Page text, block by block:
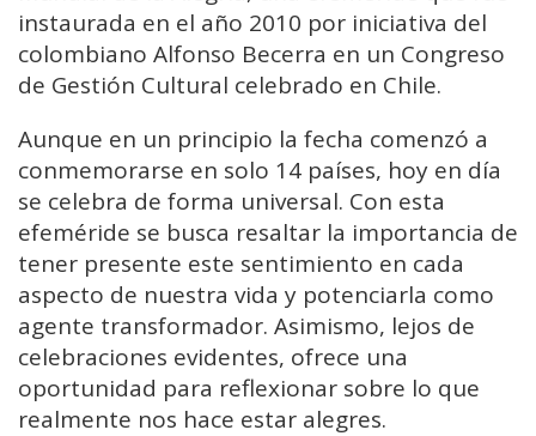
instaurada en el año 2010 por iniciativa del
colombiano Alfonso Becerra en un Congreso
de Gestión Cultural celebrado en Chile.
Aunque en un principio la fecha comenzó a
conmemorarse en solo 14 países, hoy en día
se celebra de forma universal. Con esta
efeméride se busca resaltar la importancia de
tener presente este sentimiento en cada
aspecto de nuestra vida y potenciarla como
agente transformador. Asimismo, lejos de
celebraciones evidentes, ofrece una
oportunidad para reflexionar sobre lo que
realmente nos hace estar alegres.